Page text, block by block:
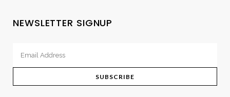
NEWSLETTER SIGNUP